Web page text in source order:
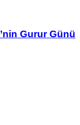
Gurur Günü